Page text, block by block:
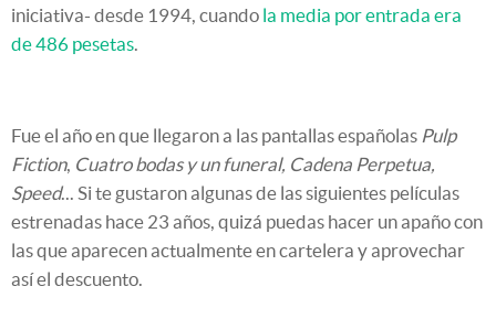
iniciativa- desde 1994, cuando la media por entrada era
de 486 pesetas.
Fue el año en que llegaron a las pantallas españolas Pulp
Fiction, Cuatro bodas y un funeral, Cadena Perpetua,
Speed... Si te gustaron algunas de las siguientes películas
estrenadas hace 23 años, quizá puedas hacer un apaño con
las que aparecen actualmente en cartelera y aprovechar
así el descuento.